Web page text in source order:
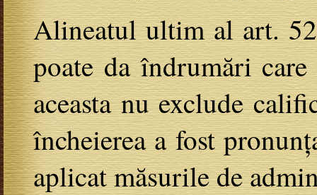
Alineatul ultim al art.
poate da îndrumări
aceasta nu exclude
încheierea a fost
aplicat măsurile de